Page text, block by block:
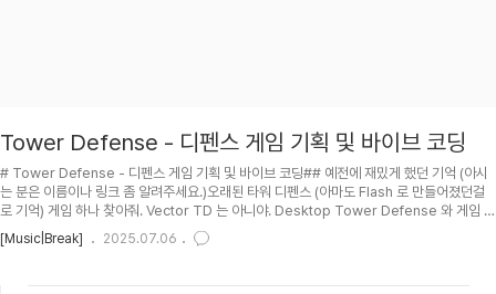
Tower Defense - 디펜스 게임 기획 및 바이브 코딩
# Tower Defense - 디펜스 게임 기획 및 바이브 코딩## 예전에 재밌게 했던 기억 (아시
는 분은 이름이나 링크 좀 알려주세요.)오래된 타워 디펜스 (아마도 Flash 로 만들어졌던걸
로 기억) 게임 하나 찾아줘. Vector TD 는 아니야. Desktop Tower Defense 와 게임 방
식은 거의 동일한데 디자인이 조금 더 세련되었어.## 기획C:/kipid/Tower-
Defence/index.html 분석해서 업그레이드 해줘. 파일은 다른 파일 C:/kipid/Tower-
[Music|Break] 2025.07.06